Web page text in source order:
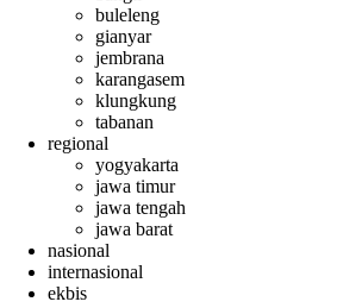
buleleng
gianyar
jembrana
karangasem
klungkung
tabanan
regional
yogyakarta
jawa timur
jawa tengah
jawa barat
nasional
internasional
ekbis